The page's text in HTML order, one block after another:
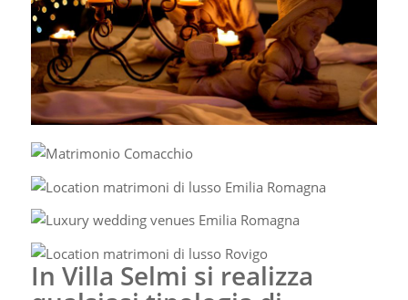
In Villa Selmi si realizza